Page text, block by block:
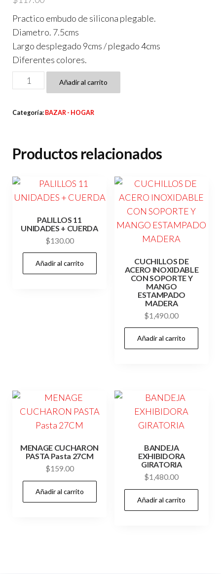
Practico embudo de silicona plegable.
Diametro. 7.5cms
Largo desplegado 9cms / plegado 4cms
Diferentes colores.
EMBUDO
PLEGABLE
SILICONA
Añadir al carrito
Categoría: BAZAR - HOGAR
Productos relacionados
PALILLOS 11
UNIDADES + CUERDA
$130.00
Añadir al carrito
CUCHILLOS DE
ACERO INOXIDABLE
CON SOPORTE Y
MANGO
ESTAMPADO
MADERA
$1,490.00
Añadir al carrito
MENAGE CUCHARON
PASTA Pasta 27CM
$159.00
Añadir al carrito
BANDEJA
EXHIBIDORA
GIRATORIA
$1,480.00
Añadir al carrito